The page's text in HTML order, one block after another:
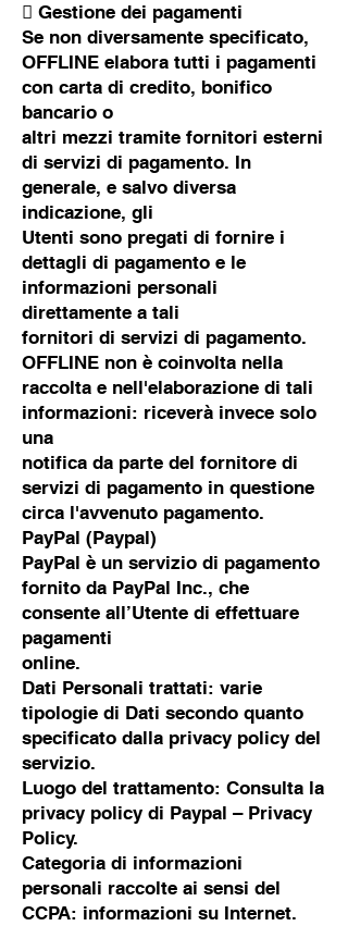
 Gestione dei pagamenti
Se non diversamente specificato,
OFFLINE elabora tutti i pagamenti
con carta di credito, bonifico
bancario o
altri mezzi tramite fornitori esterni
di servizi di pagamento. In
generale, e salvo diversa
indicazione, gli
Utenti sono pregati di fornire i
dettagli di pagamento e le
informazioni personali
direttamente a tali
fornitori di servizi di pagamento.
OFFLINE non è coinvolta nella
raccolta e nell'elaborazione di tali
informazioni: riceverà invece solo
una
notifica da parte del fornitore di
servizi di pagamento in questione
circa l'avvenuto pagamento.
PayPal (Paypal)
PayPal è un servizio di pagamento
fornito da PayPal Inc., che
consente all’Utente di effettuare
pagamenti
online.
Dati Personali trattati: varie
tipologie di Dati secondo quanto
specificato dalla privacy policy del
servizio.
Luogo del trattamento: Consulta la
privacy policy di Paypal – Privacy
Policy.
Categoria di informazioni
personali raccolte ai sensi del
CCPA: informazioni su Internet.